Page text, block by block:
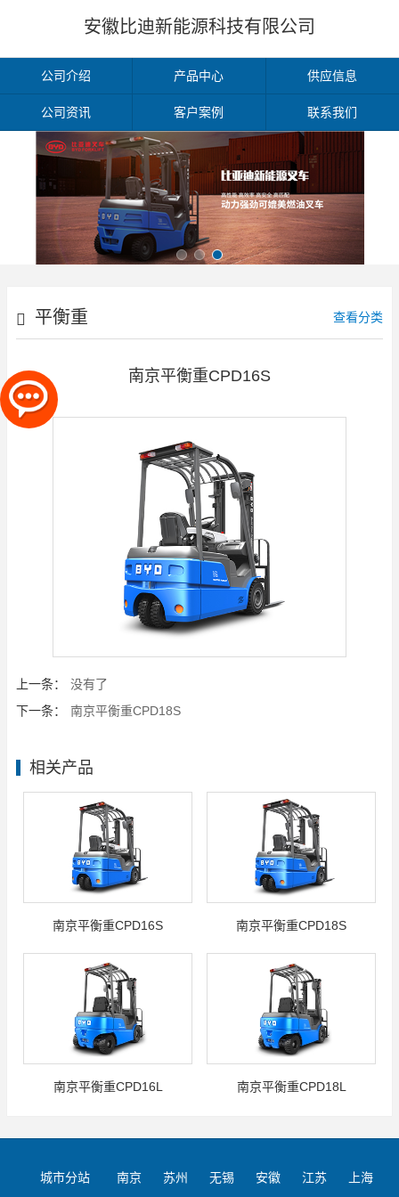
安徽比迪新能源科技有限公司
公司介绍 产品中心 供应信息
公司资讯 客户案例 联系我们
平衡重 查看分类
南京平衡重CPD16S
上一条：
没有了
下一条：
南京平衡重CPD18S
相关产品
南京平衡重CPD16S 南京平衡重CPD18S
南京平衡重CPD16L 南京平衡重CPD18L
城市分站 南京 苏州 无锡 安徽 江苏
上海